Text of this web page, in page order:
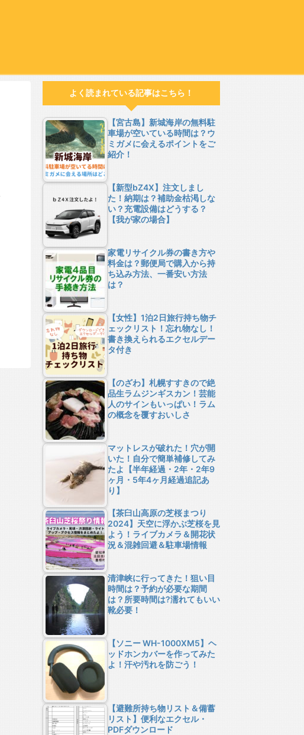
よく読まれている記事はこちら！
【宮古島】新城海岸の無料駐
車場が空いている時間は？ウ
ミガメに会えるポイントをご
紹介！
【新型bZ4X】注文しまし
た！納期は？補助金枯渇しな
い？充電設備はどうする？
【我が家の場合】
家電リサイクル券の書き方や
料金は？郵便局で購入から持
ち込み方法、一番安い方法
は？
【女性】1泊2日旅行持ち物チ
ェックリスト！忘れ物なし！
書き換えられるエクセルデー
タ付き
【のざわ】札幌すすきので絶
品生ラムジンギスカン！芸能
人のサインもいっぱい！ラム
の概念を覆すおいしさ
マットレスが破れた！穴が開
いた！自分で簡単補修してみ
たよ【半年経過・2年・2年9
ヶ月・5年4ヶ月経過追記あ
り】
【茶臼山高原の芝桜まつり
2024】天空に浮かぶ芝桜を見
よう！ライブカメラ＆開花状
況＆混雑回避＆駐車場情報
清津峡に行ってきた！狙い目
時間は？予約が必要な期間
は？所要時間は?濡れてもいい
靴必要！
【ソニー WH-1000XM5】ヘ
ッドホンカバーを作ってみた
よ！汗や汚れを防ごう！
【避難所持ち物リスト＆備蓄
リスト】便利なエクセル・
PDFダウンロード